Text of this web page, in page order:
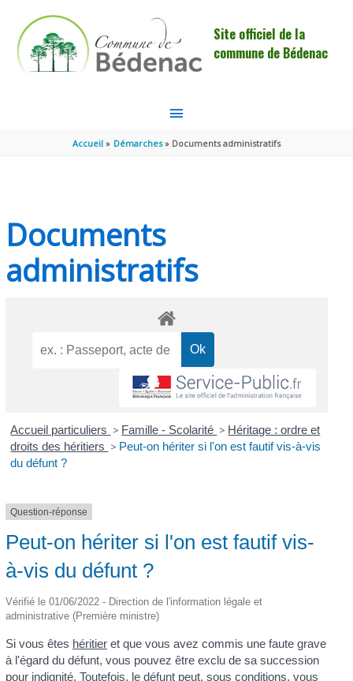
Site officiel de la
commune de Bédenac
MENU
PRINCIPAL
Accueil Démarches Documents administratifs
Documents
administratifs
Accueil particuliers > Famille - Scolarité > Héritage : ordre et
droits des héritiers > Peut-on hériter si l'on est fautif vis-à-vis
du défunt ?
Question-réponse
Peut-on hériter si l'on est fautif vis-
à-vis du défunt ?
Vérifié le 01/06/2022 - Direction de l'information légale et
administrative (Première ministre)
Si vous êtes héritieret que vous avez commis une faute grave
à l'égard du défunt, vous pouvez être exclu de sa succession
pour indignité. Toutefois, le défunt peut, sous conditions, vous